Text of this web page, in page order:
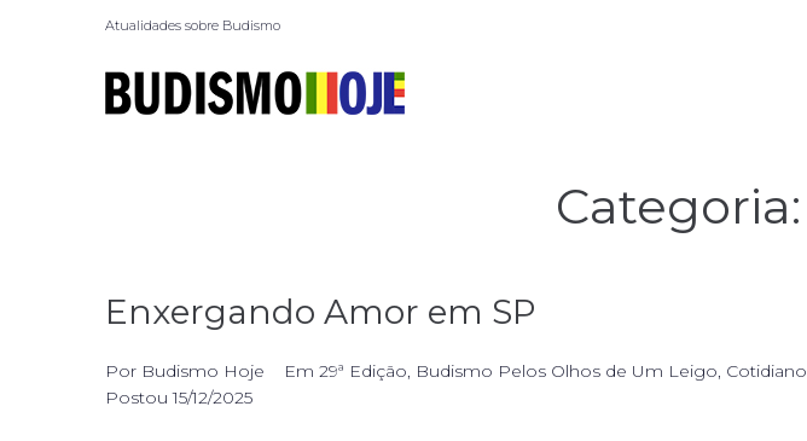
Atualidades sobre Budismo
Categoria:
Enxergando Amor em SP
Por Budismo Hoje Em 29ª Edição, Budismo Pelos Olhos de Um Leigo, Cotidiano
Postou15/12/2025